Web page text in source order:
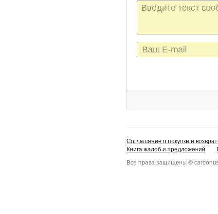
Текст
сообщения
E-
mail
Соглашение о покупке и
Книга жалоб и предложений
Все права защищены ©